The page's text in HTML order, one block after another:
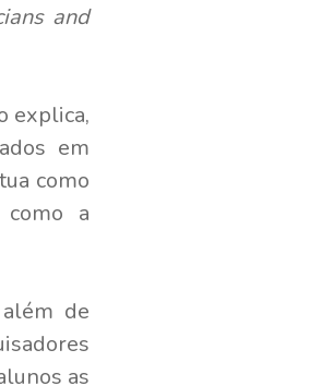
and
explica,
em
como
como a
de
as